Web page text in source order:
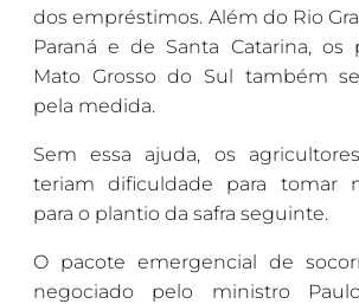
dos empréstimos. Além do Rio
Paraná e de Santa Catarina, os
Mato Grosso do Sul também
pela medida.
Sem essa ajuda, os
teriam dificuldade para tomar
para o plantio da safra seguinte.
O pacote emergencial de
negociado pelo ministro